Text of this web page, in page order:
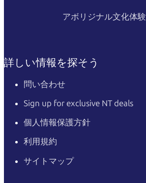
アボリジナル文化体験
詳しい情報を探そう
問い合わせ
Sign up for exclusive NT deals
個人情報保護方針
利用規約
サイトマップ